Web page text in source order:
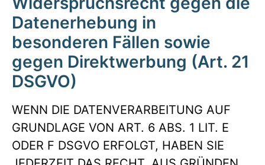
Datenerhebung in
besonderen Fällen sowie
gegen Direktwerbung (Art. 21
DSGVO)
WENN DIE DATENVERARBEITUNG AUF
GRUNDLAGE VON ART. 6 ABS. 1 LIT. E
ODER F DSGVO ERFOLGT, HABEN SIE